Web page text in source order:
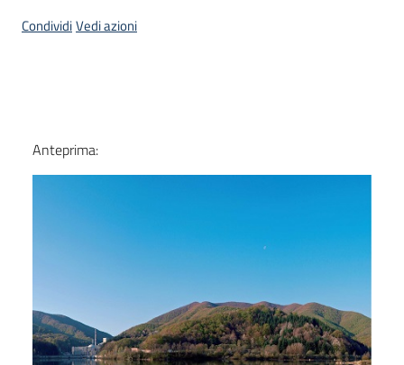
CondividiVedi azioni
Anteprima: